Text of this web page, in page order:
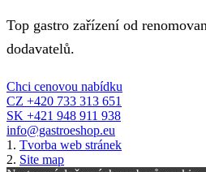
Top gastro zařízení od
dodavatelů.
Chci cenovou nabídku
CZ +420 733 313 651
SK +421 948 911 938
info@gastroeshop.eu
1. Tvorba web stránek
2. Site map